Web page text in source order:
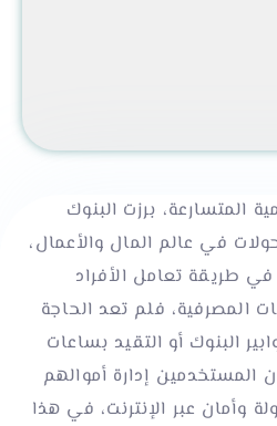
المتسارعة، برزت البنوك
في عالم المال والأعمال،
طريقة تعامل الأفراد
المصرفية، فلم تعد الحاجة
البنوك أو التقيد بساعات
المستخدمين إدارة أموالهم
وأمان عبر الإنترنت، في هذا